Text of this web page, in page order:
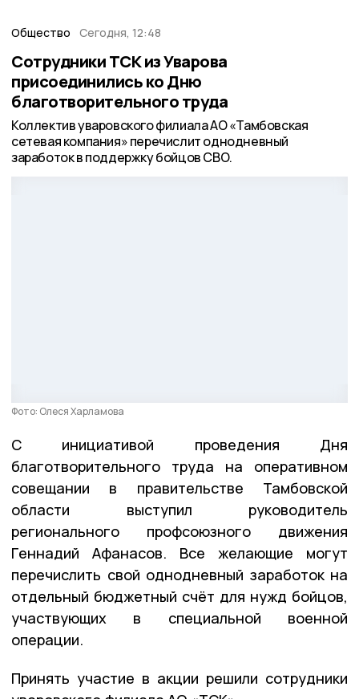
Общество Сегодня, 12:48
Сотрудники ТСК из Уварова
присоединились ко Дню
благотворительного труда
Коллектив уваровского филиала АО «Тамбовская
сетевая компания» перечислит однодневный
заработок в поддержку бойцов СВО.
Фото: Олеся Харламова
С инициативой проведения Дня
благотворительного труда на оперативном
совещании в правительстве Тамбовской
области выступил руководитель
регионального профсоюзного движения
Геннадий Афанасов. Все желающие могут
перечислить свой однодневный заработок на
отдельный бюджетный счёт для нужд бойцов,
участвующих в специальной военной
операции.
Принять участие в акции решили сотрудники